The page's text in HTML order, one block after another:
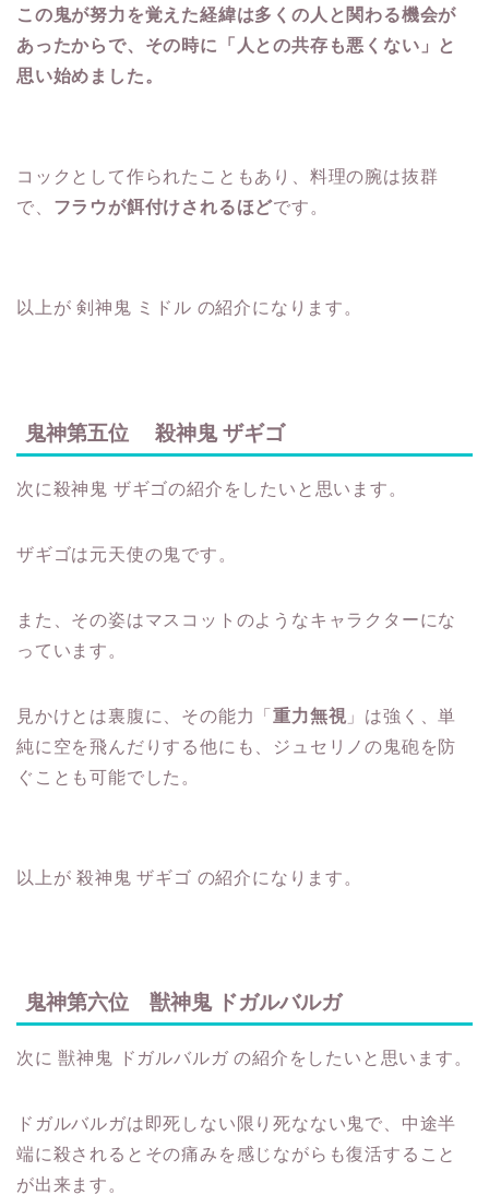
この鬼が努力を覚えた経緯は多くの人と関わる機会が
あったからで、その時に「人との共存も悪くない」と
思い始めました。
コックとして作られたこともあり、料理の腕は抜群
で、 フラウが餌付けされるほどです。
以上が 剣神鬼 ミドル の紹介になります。
鬼神第五位 殺神鬼 ザギゴ
次に殺神鬼 ザギゴの紹介をしたいと思います。
ザギゴは元天使の鬼です。
また、その姿はマスコットのようなキャラクターにな
っています。
見かけとは裏腹に、その能力「重力無視 」は強く、単
純に空を飛んだりする他にも、ジュセリノの鬼砲を防
ぐことも可能でした。
以上が 殺神鬼 ザギゴ の紹介になります。
鬼神第六位 獣神鬼 ドガルバルガ
次に 獣神鬼 ドガルバルガ の紹介をしたいと思います。
ドガルバルガは即死しない限り死なない鬼で、中途半
端に殺されるとその痛みを感じながらも復活すること
が出来ます。